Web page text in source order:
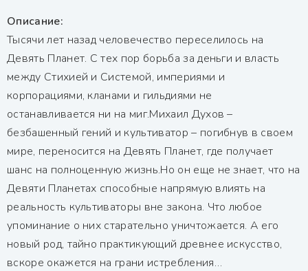
Описание:
Тысячи лет назад человечество переселилось на
Девять Планет. С тех пор борьба за деньги и власть
между Стихией и Системой, империями и
корпорациями, кланами и гильдиями не
останавливается ни на миг.Михаил Духов –
безбашенный гений и культиватор – погибнув в своем
мире, переносится на Девять Планет, где получает
шанс на полноценную жизнь.Но он еще не знает, что на
Девяти Планетах способные напрямую влиять на
реальность культиваторы вне закона. Что любое
упоминание о них старательно уничтожается. А его
новый род, тайно практикующий древнее искусство,
вскоре окажется на грани истребления…